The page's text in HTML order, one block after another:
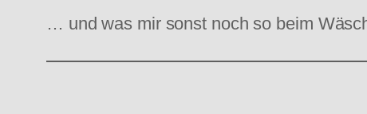
… und was mir sonst noch so beim